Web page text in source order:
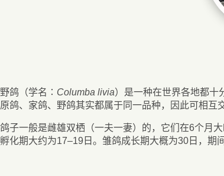
野鸽（学名∶ Columba livia）是一种在世界各地都十
原鸽、家鸽、野鸽其实都属于同一品种，因此可相互
鸽子一般是雌雄双栖（一夫一妻）的，它们在6个月
孵化期大约为17–19日。雏鸽成长期大概为30日，期